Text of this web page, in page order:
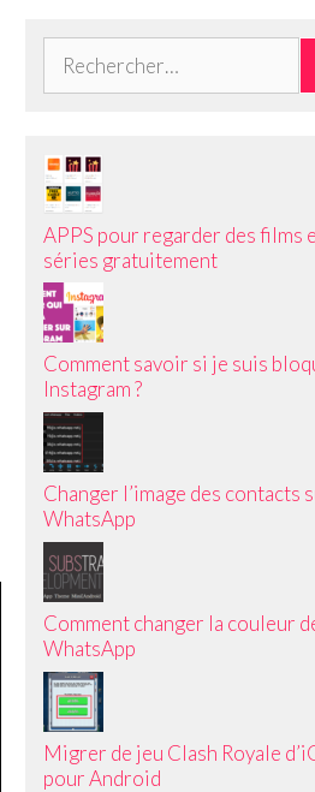
Rechercher :
APPS pour regarder des films
séries gratuitement
Comment savoir si je suis
Instagram ?
Changer l’image des contacts
WhatsApp
Comment changer la couleur
WhatsApp
Migrer de jeu Clash Royale
pour Android